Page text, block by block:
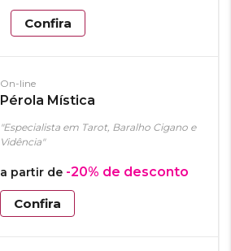
Confira
On-line
Pérola Mística
"Especialista em Tarot, Baralho Cigano e
Vidência"
a partir de -20% de desconto
Confira